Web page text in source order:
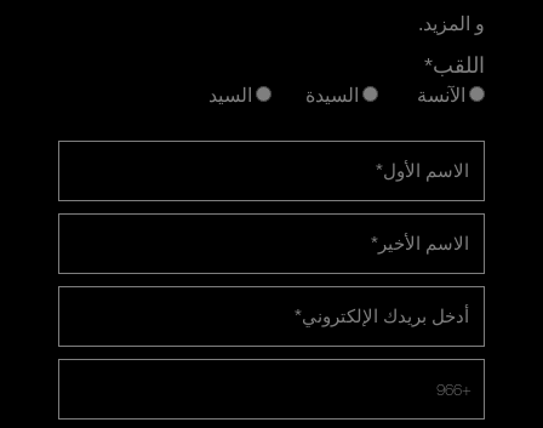
و المزيد.
اللقب*
الآنسة السيدة السيد
الاسم الأول*
الاسم الأخير *
أدخل بريدك الإلكتروني*
+966